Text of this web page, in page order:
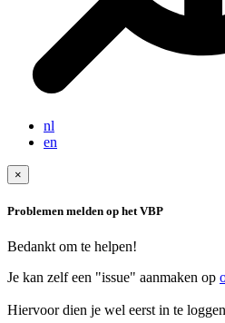
nl
en
×
Problemen melden op het VBP
Bedankt om te helpen!
Je kan zelf een "issue" aanmaken op
Hiervoor dien je wel eerst in te